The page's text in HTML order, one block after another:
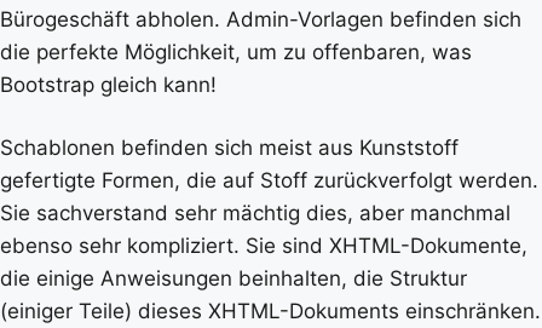
Bürogeschäft abholen. Admin-Vorlagen befinden sich
die perfekte Möglichkeit, um zu offenbaren, was
Bootstrap gleich kann!
Schablonen befinden sich meist aus Kunststoff
gefertigte Formen, die auf Stoff zurückverfolgt werden.
Sie sachverstand sehr mächtig dies, aber manchmal
ebenso sehr kompliziert. Sie sind XHTML-Dokumente,
die einige Anweisungen beinhalten, die Struktur
(einiger Teile) dieses XHTML-Dokuments einschränken.